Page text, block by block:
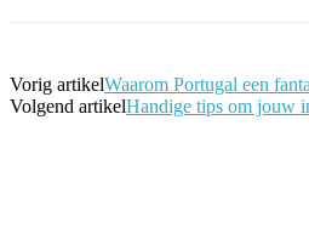
Vorig artikelWaarom Portugal een
Volgend artikelHandige tips om jouw